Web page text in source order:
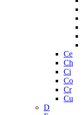
Ce
Ch
Ci
Co
Cr
Cu
D